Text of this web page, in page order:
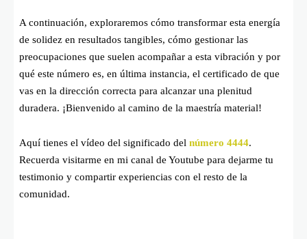
A continuación, exploraremos cómo transformar esta energía
de solidez en resultados tangibles, cómo gestionar las
preocupaciones que suelen acompañar a esta vibración y por
qué este número es, en última instancia, el certificado de que
vas en la dirección correcta para alcanzar una plenitud
duradera. ¡Bienvenido al camino de la maestría material!
Aquí tienes el vídeo del significado del número 4444.
Recuerda visitarme en mi canal de Youtube para dejarme tu
testimonio y compartir experiencias con el resto de la
comunidad.